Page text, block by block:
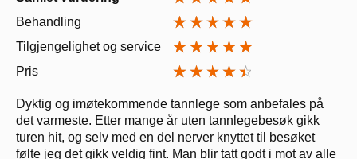
Behandling
Tilgjengelighet og service
Pris
Dyktig og imøtekommende tannlege som anbefales på
det varmeste. Etter mange år uten tannlegebesøk gikk
turen hit, og selv med en del nerver knyttet til besøket
følte jeg det gikk veldig fint. Man blir tatt godt i mot av alle